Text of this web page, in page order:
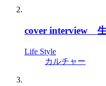
cover interview
Life Style
カルチャー